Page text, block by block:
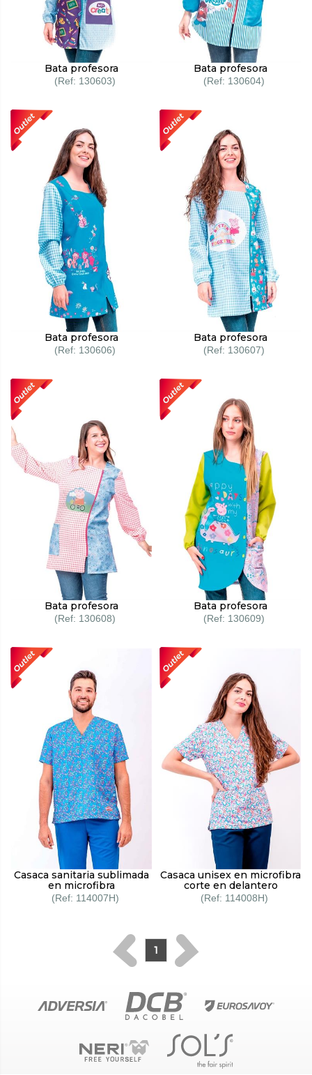
Bata profesora
130603
Bata profesora
130604
Bata profesora
130606
Bata profesora
130607
Bata profesora
130608
Bata profesora
130609
Casaca sanitaria sublimada
en microfibra
114007H
Casaca unisex en microfibra
corte en delantero
114008H
1